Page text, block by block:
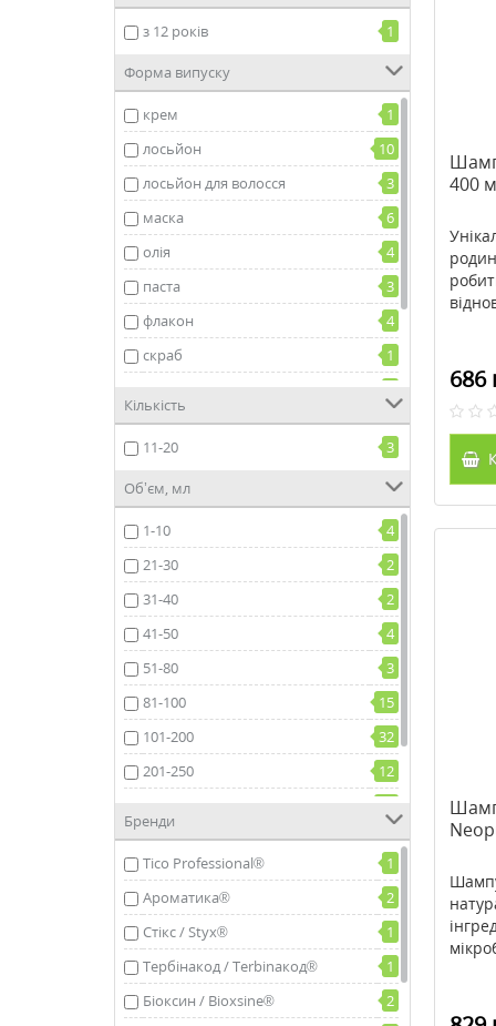
з 12 років 1
Форма випуску
крем
1
лосьйон
10
лосьйон для волосся
3
маска
6
олія
4
паста
3
флакон
4
скраб
1
тонік
2
шампунь
57
Кількість
11-20 3
Об’єм, мл
1-10
4
21-30
2
31-40
2
41-50
4
51-80
3
81-100
15
101-200
32
201-250
12
501-1000
3
Бренди
Tico Professional®
1
Ароматика®
2
Стікс / Styx®
1
Тербінакод / Terbinaкод®
1
Біоксин / Bioxsine®
2
400
686